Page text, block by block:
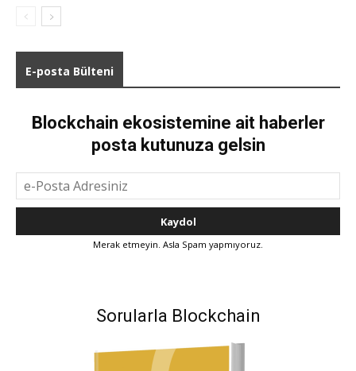
E-posta Bülteni
Blockchain ekosistemine ait haberler
posta kutunuza gelsin
Merak etmeyin. Asla Spam yapmıyoruz.
Sorularla Blockchain